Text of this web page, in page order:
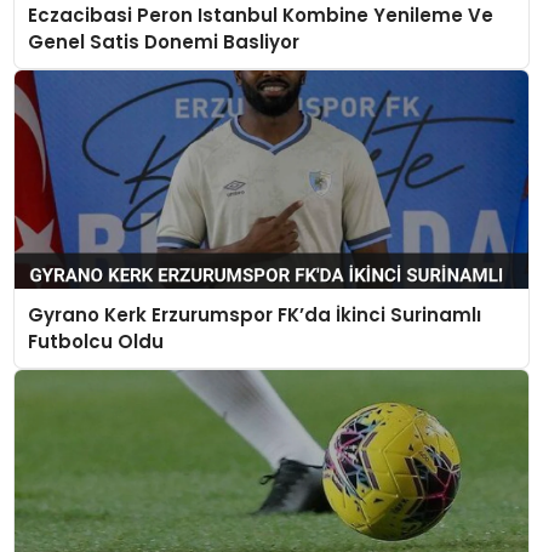
Eczacibasi Peron Istanbul Kombine Yenileme Ve
Genel Satis Donemi Basliyor
Gyrano Kerk Erzurumspor FK’da İkinci Surinamlı
Futbolcu Oldu